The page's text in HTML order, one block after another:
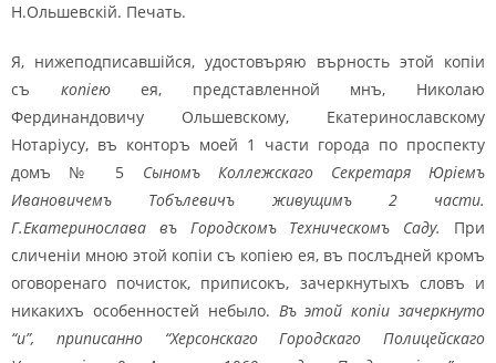
Н.Ольшевскій. Печать.
Я, нижеподписавшійся, удостовъряю върность этой копіи
съ копіеюея, представленной мнъ, Николаю
Фердинандовичу Ольшевскому, Екатеринославскому
Нотаріусу, въ конторъ моей 1 части города по проспекту
домъ № 5 Сыномъ Коллежскаго Секретаря Юріемъ
Ивановичемъ Тобълевичъ живущимъ 2 части.
Г.Екатеринослава въ Городскомъ Техническомъ Саду.
При
сличеніи мною этой копіи съ копіею ея, въ послъдней кромъ
оговоренаго почисток, приписокъ, зачеркнутыхъ словъ и
никакихъ особенностей небыло. Въ этой копіи зачеркнуто
“и”, приписанно “Херсонскаго Городскаго Полицейскаго